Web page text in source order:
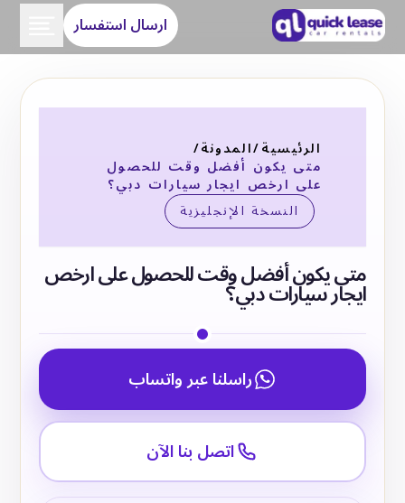
ارسال استفسار
الرئيسية/المدونة/
متى يكون أفضل وقت للحصول
على ارخص ايجار سيارات دبي؟
النسخة الإنجليزية
متى يكون أفضل وقت للحصول على ارخص
ايجار سيارات دبي؟
راسلنا عبر واتساب
اتصل بنا الآن